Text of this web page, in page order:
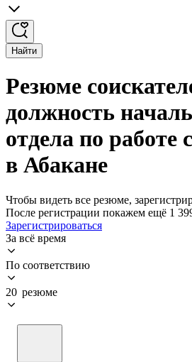
Найти
Резюме
должность
отдела по работе
в Абакане
Чтобы видеть все резюме,
После регистрации покажем ещё 1
Зарегистрироваться
За всё время
По соответствию
20 резюме